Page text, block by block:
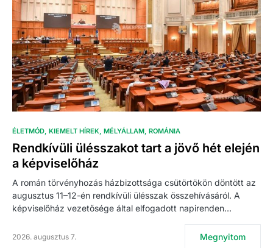
ÉLETMÓD KIEMELT HÍREK MÉLYÁLLAM ROMÁNIA
Rendkívüli ülésszakot tart a jövő hét elején
a képviselőház
A román törvényhozás házbizottsága csütörtökön döntött az
augusztus 11–12-én rendkívüli ülésszak összehívásáról. A
képviselőház vezetősége által elfogadott napirenden…
2026. augusztus 7. Megnyitom